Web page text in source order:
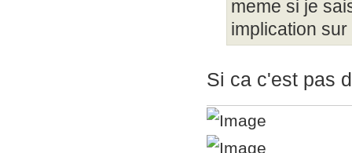
meme si je
implication sur
Si ca c'est pas